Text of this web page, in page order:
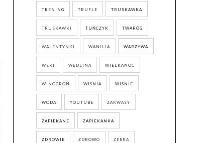
TRENING TRUFLE TRUSKAWKA
TRUSKAWKI TUŃCZYK TWARÓG
WALENTYNKI WANILIA WARZYWA
WEKI WĘDLINA WIELKANOC
WINOGRON WIŚNIA WIŚNIE
WODA YOUTUBE ZAKWASY
ZAPIEKANE ZAPIEKANKA
ZDROWIE ZDROWO ZEBRA